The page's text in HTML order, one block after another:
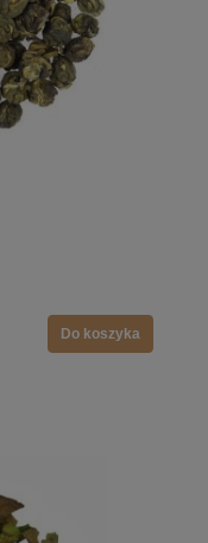
Do koszyka